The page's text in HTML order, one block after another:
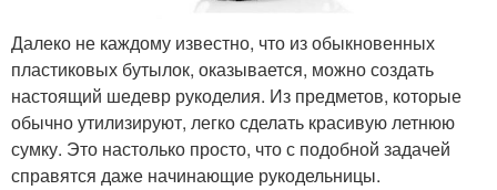
Далеко не каждому известно, что из обыкновенных
пластиковых бутылок, оказывается, можно создать
настоящий шедевр рукоделия. Из предметов, которые
обычно утилизируют, легко сделать красивую летнюю
сумку. Это настолько просто, что с подобной задачей
справятся даже начинающие рукодельницы.